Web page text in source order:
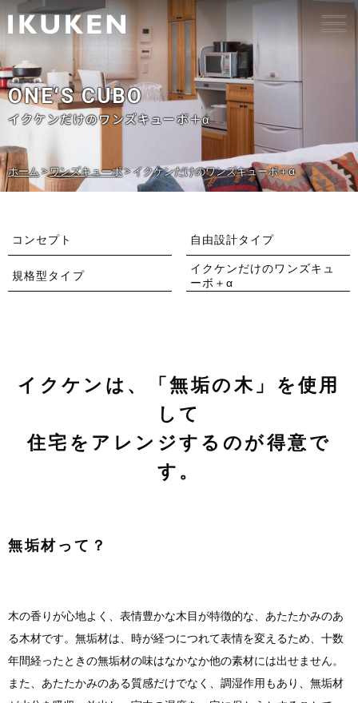
ONE‘S CUBO
イクケンだけのワンズキューボ＋α
ホーム>ワンズキューボ>イクケンだけのワンズキューボ＋α
コンセプト 自由設計タイプ
規格型タイプ
イクケンだけのワンズキュ
ーボ＋α
イクケンは、「無垢の木」を使用
して
住宅をアレンジするのが得意で
す。
無垢材って？
木の香りが心地よく、表情豊かな木目が特徴的な、あたたかみのあ
る木材です。無垢材は、時が経つにつれて表情を変えるため、十数
年間経ったときの無垢材の味はなかなか他の素材には出せません。
また、あたたかみのある質感だけでなく、調湿作用もあり、無垢材